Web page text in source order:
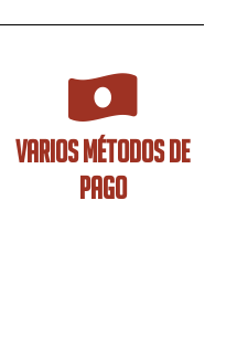
VARIOS MÉTODOS DE
PAGO